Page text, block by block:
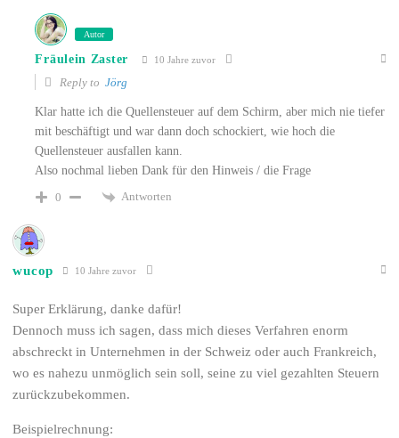
Autor
Fräulein Zaster 10 Jahre zuvor
Reply toJörg
Klar hatte ich die Quellensteuer auf dem Schirm, aber mich nie tiefer
mit beschäftigt und war dann doch schockiert, wie hoch die
Quellensteuer ausfallen kann.
Also nochmal lieben Dank für den Hinweis / die Frage
0
Antworten
wucop 10 Jahre zuvor
Super Erklärung, danke dafür!
Dennoch muss ich sagen, dass mich dieses Verfahren enorm
abschreckt in Unternehmen in der Schweiz oder auch Frankreich,
wo es nahezu unmöglich sein soll, seine zu viel gezahlten Steuern
zurückzubekommen.
Beispielrechnung: